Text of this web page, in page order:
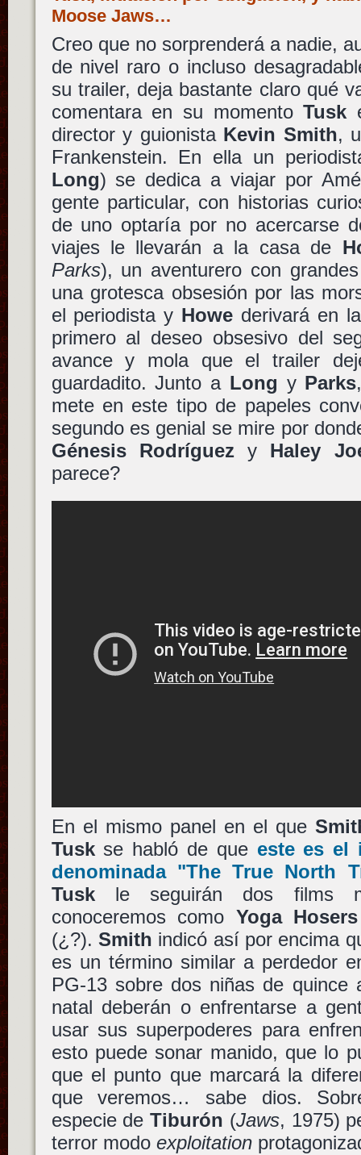
Moose Jaws…
Creo que no sorprenderá a nadie,
de nivel raro o incluso
su trailer, deja bastante claro qué
comentara en su momentoTusk
director y guionista Kevin Smith,
Frankenstein. En ella un
Long) se dedica a viajar por
gente particular, con historias
de uno optaría por no acercarse
viajes le llevarán a la casa de
Parks), un aventurero con
una grotesca obsesión por las
el periodista y Howe derivará en
primero al deseo obsesivo del
avance y mola que el trailer
guardadito. Junto a Long y Parks
mete en este tipo de papeles
segundo es genial se mire por
Génesis Rodríguezy Haley
parece?
En el mismo panel en el que
Tuskse habló de que este es el
denominada "The True North
Tuskle seguirán dos films
conoceremos como Yoga Hosers
(¿?). Smith indicó así por encima
es un término similar a perdedor
PG-13 sobre dos niñas de quince
natal deberán o enfrentarse a
usar sus superpoderes para
esto puede sonar manido, que lo
que el punto que marcará la
que veremos… sabe dios.
especie deTiburón (Jaws, 1975)
terror modo exploitation